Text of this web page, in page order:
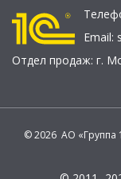
Email:
Отдел продаж: г.
© 2026 АО «Группа